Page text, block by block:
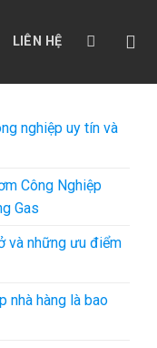
LIÊN HỆ
nghiệp uy tín và
Công Nghiệp
Gas
và những ưu điểm
nhà hàng là bao